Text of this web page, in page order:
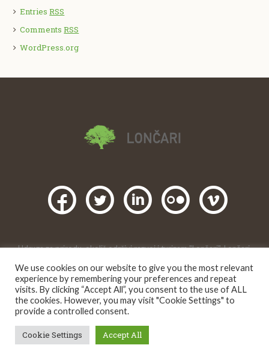
EntriesRSS
CommentsRSS
WordPress.org
Udruga za prirodu, okoliš,održivi razvoj i turizam "Lončari", Lončari,
Ovo djelo je dano na korištenje pod licencomCreative Commons
Imenovanje-Nekomercijalno 4.0 međunarodna.
We use cookies on our website to give you the most relevant
experience by remembering your preferences and repeat
visits. By clicking “Accept All”, you consent to the use of ALL
the cookies. However, you may visit "Cookie Settings" to
provide a controlled consent.
Cookie Settings Accept All